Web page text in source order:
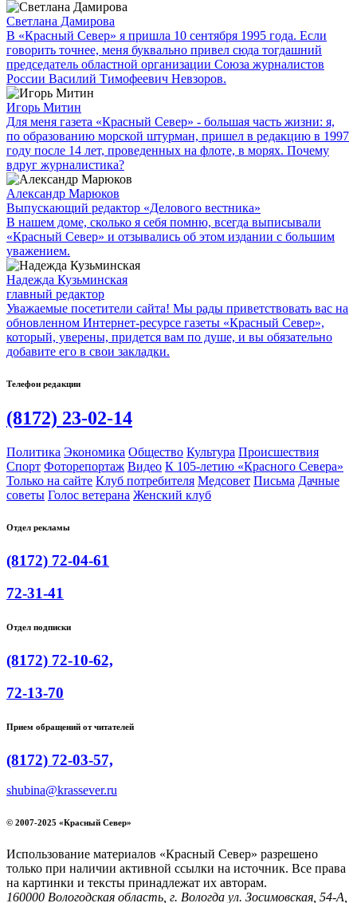
Светлана Дамирова
В «Красный Север» я пришла 10 сентября 1995 года. Если
говорить точнее, меня буквально привел сюда тогдашний
председатель областной организации Союза журналистов
России Василий Тимофеевич Невзоров.
Игорь Митин
Для меня газета «Красный Север» - большая часть жизни: я,
по образованию морской штурман, пришел в редакцию в 1997
году после 14 лет, проведенных на флоте, в морях. Почему
вдруг журналистика?
Александр Марюков
Выпускающий редактор «Делового вестника»
В нашем доме, сколько я себя помню, всегда выписывали
«Красный Север» и отзывались об этом издании с большим
уважением.
Надежда Кузьминская
главный редактор
Уважаемые посетители сайта! Мы рады приветствовать вас на
обновленном Интернет-ресурсе газеты «Красный Север»,
который, уверены, придется вам по душе, и вы обязательно
добавите его в свои закладки.
Телефон редакции
(8172) 23-02-14
Политика Экономика Общество Культура Происшествия
Спорт Фоторепортаж Видео К 105-летию «Красного Севера»
Только на сайте Клуб потребителя Медсовет Письма Дачные
советы Голос ветерана Женский клуб
Отдел рекламы
(8172) 72-04-61
72-31-41
Отдел подписки
(8172) 72-10-62,
72-13-70
Прием обращений от читателей
(8172) 72-03-57,
shubina@krassever.ru
© 2007-2025 «Красный Север»
Использование материалов «Красный Север» разрешено
только при наличии активной ссылки на источник. Все права
на картинки и тексты принадлежат их авторам.
160000 Вологодская область, г. Вологда ул. Зосимовская, 54-А,